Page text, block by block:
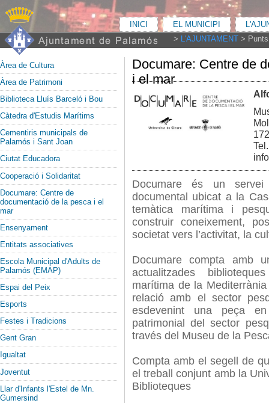
INICI EL MUNICIPI
> L'AJUNTAMENT >
Àrea de Cultura
Àrea de Patrimoni
Biblioteca Lluís Barceló i Bou
Càtedra d'Estudis Marítims
Cementiris municipals de
Palamós i Sant Joan
Ciutat Educadora
Cooperació i Solidaritat
Documare: Centre de
documentació de la pesca i el
mar
Ensenyament
Entitats associatives
Escola Municipal d'Adults de
Palamós (EMAP)
Espai del Peix
Esports
Festes i Tradicions
Gent Gran
Igualtat
Joventut
Llar d'Infants l'Estel de Mn.
Gumersind
Documare: Centre de
i el mar
Documare és un
documental ubicat a la
temàtica marítima i
construir coneixement,
societat vers l’activitat, la
Documare compta amb
actualitzades
marítima de la
relació amb el sector
esdevenint una peça
patrimonial del sector
través del Museu de la
Compta amb el segell de
el treball conjunt amb la
Biblioteques